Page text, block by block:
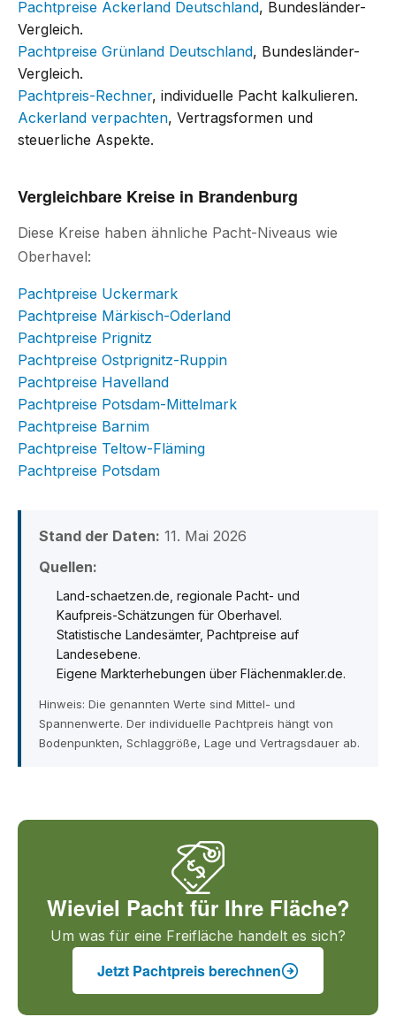
Pachtpreise Ackerland Deutschland, Bundesländer-
Vergleich.
Pachtpreise Grünland Deutschland, Bundesländer-
Vergleich.
Pachtpreis-Rechner, individuelle Pacht kalkulieren.
Ackerland verpachten, Vertragsformen und
steuerliche Aspekte.
Vergleichbare Kreise in Brandenburg
Diese Kreise haben ähnliche Pacht-Niveaus wie
Oberhavel:
Pachtpreise Uckermark
Pachtpreise Märkisch-Oderland
Pachtpreise Prignitz
Pachtpreise Ostprignitz-Ruppin
Pachtpreise Havelland
Pachtpreise Potsdam-Mittelmark
Pachtpreise Barnim
Pachtpreise Teltow-Fläming
Pachtpreise Potsdam
Stand der Daten: 11. Mai 2026
Quellen:
Land-schaetzen.de, regionale Pacht- und
Kaufpreis-Schätzungen für Oberhavel.
Statistische Landesämter, Pachtpreise auf
Landesebene.
Eigene Markterhebungen über Flächenmakler.de.
Hinweis: Die genannten Werte sind Mittel- und
Spannenwerte. Der individuelle Pachtpreis hängt von
Bodenpunkten, Schlaggröße, Lage und Vertragsdauer ab.
Wieviel Pacht für Ihre Fläche?
Um was für eine Freifläche handelt es sich?
Jetzt Pachtpreis berechnen